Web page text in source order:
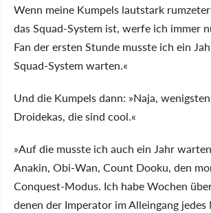
Wenn meine Kumpels lautstark
das Squad-System ist, werfe ich immer
Fan der ersten Stunde musste ich ein
Squad-System warten.«
Und die Kumpels dann: »Naja,
Droidekas, die sind cool.«
»Auf die musste ich auch ein Jahr
Anakin, Obi-Wan, Count Dooku, den
Conquest-Modus. Ich habe Wochen
denen der Imperator im Alleingang jedes